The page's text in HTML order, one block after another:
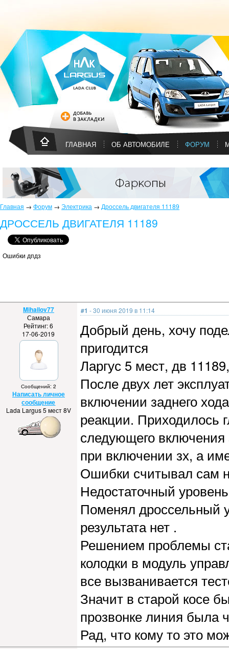
ГЛАВНАЯ ОБ АВТОМОБИЛЕ ФОРУМ
Главная → Форум → Электрика → Дроссель двигателя 11189
ДРОССЕЛЬ ДВИГАТЕЛЯ 11189
Ошибки дпдз
Mihailov77
Самара
Рейтинг: 6
17-06-2019
Сообщений: 2
Написать личное
сообщение
Lada Largus 5 мест 8V
#1 - 30 июня 2019 в 11:14
Добрый день, хочу
пригодится
Ларгус 5 мест, дв
После двух лет
включении заднего
реакции. Приходилось
следующего включения
при включении зх, а
Ошибки считывал сам
Недостаточный
Поменял дроссельный
результата нет .
Решением проблемы
колодки в модуль
все вызванивается
Значит в старой косе
прозвонке линия была
Рад, что кому то это